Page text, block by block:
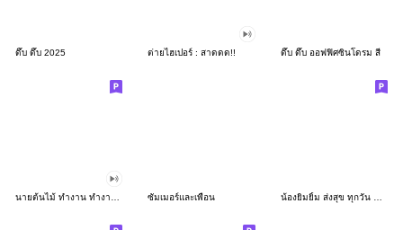
ดึ๊บ ดึ๊บ 2025 ต่ายไฮเปอร์ : สาดดด!! ดึ๊บ ดึ๊บ ออฟฟิศซินโดรม สี่
ซัมเมอร์และเพื่อน